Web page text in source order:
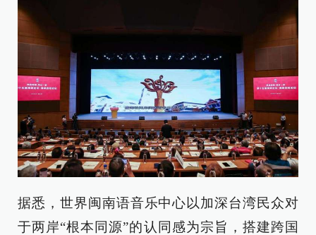
据悉，世界闽南语音乐中心以加深台湾民众对
于两岸“根本同源”的认同感为宗旨，搭建跨国